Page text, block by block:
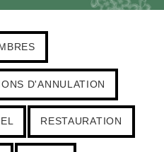
D'ANNULATION
RESTAURATION